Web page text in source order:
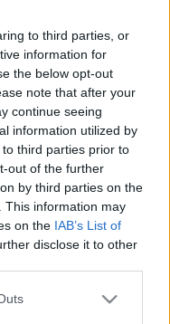
to third parties, or
information for
the below opt-out
note that after your
continue seeing
information utilized by
third parties prior to
out of the further
by third parties on the
This information may
on the IAB’s List of
disclose it to other
one or more Google
Színház)